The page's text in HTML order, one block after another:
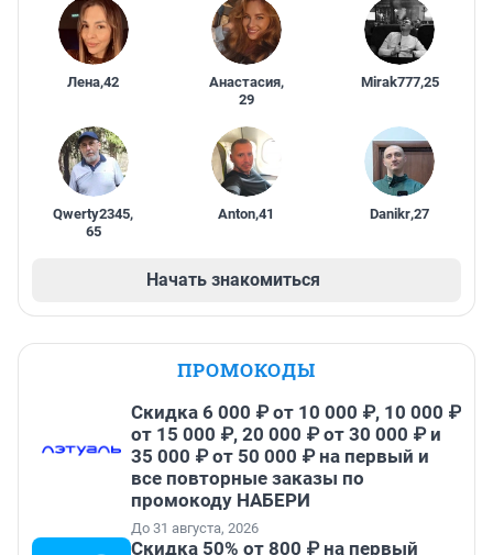
Лена,42 Анастасия,
29
Mirak777,25
Qwerty2345,
65
Anton,41 Danikr,27
Начать знакомиться
ПРОМОКОДЫ
Скидка 6 000 ₽ от 10 000 ₽, 10 000 ₽
от 15 000 ₽, 20 000 ₽ от 30 000 ₽ и
35 000 ₽ от 50 000 ₽ на первый и
все повторные заказы по
промокоду НАБЕРИ
До 31 августа, 2026
Скидка 50% от 800 ₽ на первый